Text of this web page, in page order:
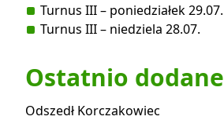
Turnus III – poniedziałek 29.07.
Turnus III – niedziela 28.07.
Ostatnio dodane
Odszedł Korczakowiec